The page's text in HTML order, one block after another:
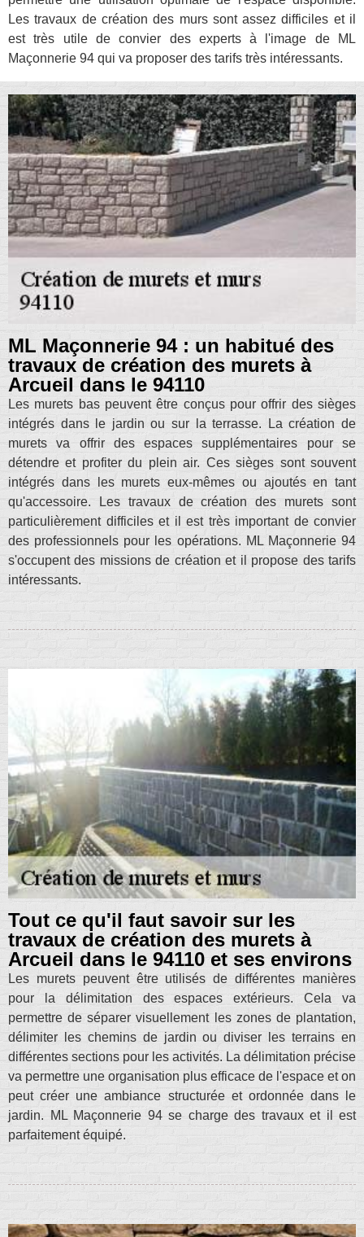
Les travaux de création des murs sont assez difficiles et il
est très utile de convier des experts à l'image de ML
Maçonnerie 94 qui va proposer des tarifs très intéressants.
ML Maçonnerie 94 : un habitué des
travaux de création des murets à
Arcueil dans le 94110
Les murets bas peuvent être conçus pour offrir des sièges
intégrés dans le jardin ou sur la terrasse. La création de
murets va offrir des espaces supplémentaires pour se
détendre et profiter du plein air. Ces sièges sont souvent
intégrés dans les murets eux-mêmes ou ajoutés en tant
qu'accessoire. Les travaux de création des murets sont
particulièrement difficiles et il est très important de convier
des professionnels pour les opérations. ML Maçonnerie 94
s'occupent des missions de création et il propose des tarifs
intéressants.
Tout ce qu'il faut savoir sur les
travaux de création des murets à
Arcueil dans le 94110 et ses environs
Les murets peuvent être utilisés de différentes manières
pour la délimitation des espaces extérieurs. Cela va
permettre de séparer visuellement les zones de plantation,
délimiter les chemins de jardin ou diviser les terrains en
différentes sections pour les activités. La délimitation précise
va permettre une organisation plus efficace de l'espace et on
peut créer une ambiance structurée et ordonnée dans le
jardin. ML Maçonnerie 94 se charge des travaux et il est
parfaitement équipé.